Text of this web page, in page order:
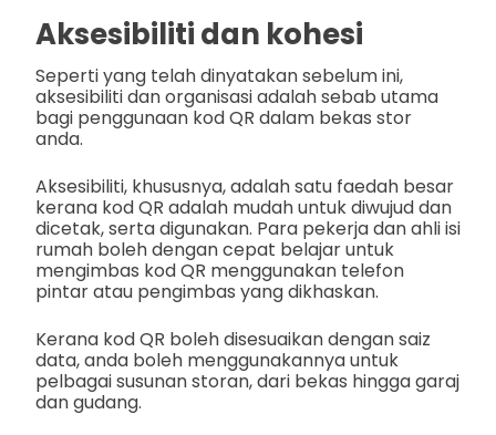
Aksesibiliti dan kohesi
Seperti yang telah dinyatakan sebelum ini,
aksesibiliti dan organisasi adalah sebab utama
bagi penggunaan kod QR dalam bekas stor
anda.
Aksesibiliti, khususnya, adalah satu faedah besar
kerana kod QR adalah mudah untuk diwujud dan
dicetak, serta digunakan. Para pekerja dan ahli isi
rumah boleh dengan cepat belajar untuk
mengimbas kod QR menggunakan telefon
pintar atau pengimbas yang dikhaskan.
Kerana kod QR boleh disesuaikan dengan saiz
data, anda boleh menggunakannya untuk
pelbagai susunan storan, dari bekas hingga garaj
dan gudang.